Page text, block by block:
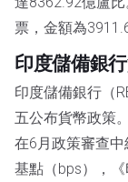
票，金額為
印度儲備銀
印度儲備銀行（
五公布貨幣政策
在6月政策審查
基點（bps），《